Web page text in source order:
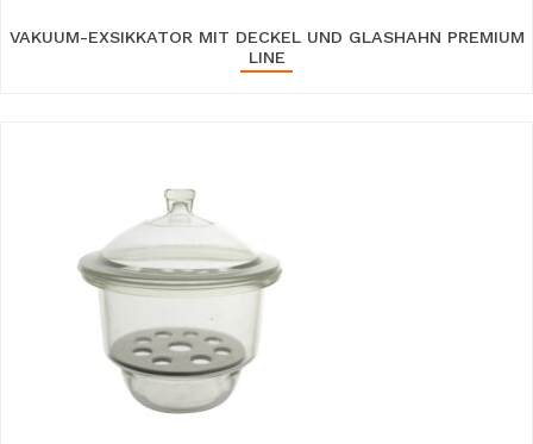
VAKUUM-EXSIKKATOR MIT DECKEL UND GLASHAHN PREMIUM
LINE